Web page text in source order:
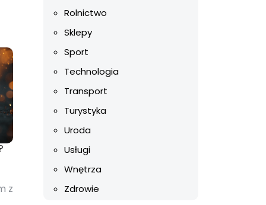
z
Rolnictwo
Sklepy
Sport
Technologia
Transport
Turystyka
Uroda
Usługi
Wnętrza
Zdrowie